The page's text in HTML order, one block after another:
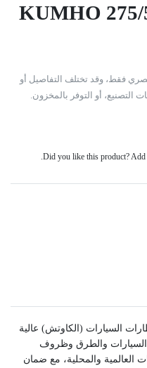
KUMHO 275/
فقط، وقد تختلف التفاصيل أو
أو التوفر بالمخزون.
Did you like this product?
السيارات (الكاوتش) عالية
السيارات والطرق وظروف
العالمية والمحلية، مع ضمان